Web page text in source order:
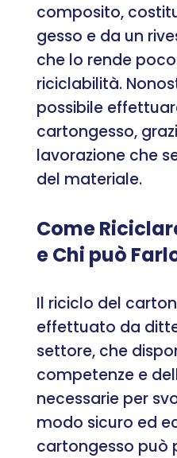
composito,
gesso e da un
che lo rende
riciclabilità.
possibile
cartongesso,
lavorazione che
del materiale.
Come
e Chi può
Il riciclo del
effettuato da
settore, che
competenze e
necessarie per
modo sicuro ed
cartongesso può